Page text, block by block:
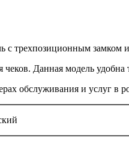
с трехпозиционным замком
чеков. Данная модель
обслуживания и услуг в